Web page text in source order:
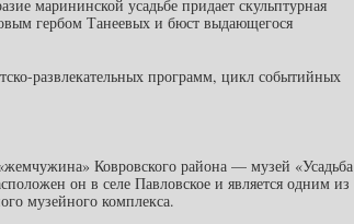
марининской усадьбе придает скульптурная
гербом Танеевых и бюст выдающегося
развлекательных программ, цикл событийных
Ковровского района — музей «Усадьба
он в селе Павловское и является одним из
музейного комплекса.